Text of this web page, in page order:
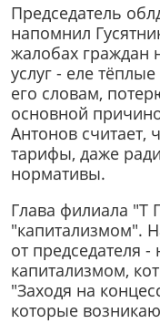
Председатель
напомнил
жалобах граждан
услуг - еле
его словам,
основной
Антонов считает,
тарифы, даже
нормативы.
Глава филиала "Т
"капитализмом".
от председателя
капитализмом,
"Заходя на
которые